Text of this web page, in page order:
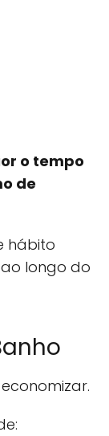
o tempo
de
hábito
longo do